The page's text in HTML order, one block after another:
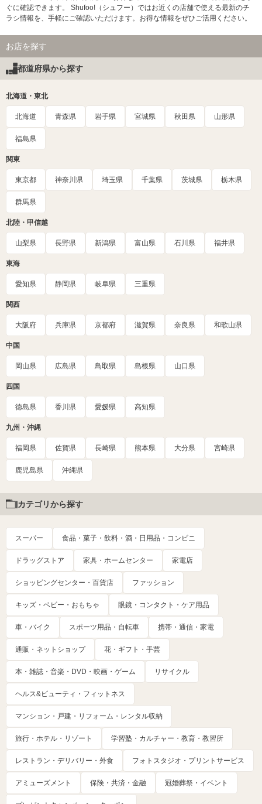
ぐに確認できます。 Shufoo!（シュフー）ではお近くの店舗で使える最新のチ
ラシ情報を、手軽にご確認いただけます。お得な情報をぜひご活用ください。
お店を探す
都道府県から探す
北海道・東北
北海道 青森県 岩手県 宮城県 秋田県 山形県
福島県
関東
東京都 神奈川県 埼玉県 千葉県 茨城県 栃木県
群馬県
北陸・甲信越
山梨県 長野県 新潟県 富山県 石川県 福井県
東海
愛知県 静岡県 岐阜県 三重県
関西
大阪府 兵庫県 京都府 滋賀県 奈良県 和歌山県
中国
岡山県 広島県 鳥取県 島根県 山口県
四国
徳島県 香川県 愛媛県 高知県
九州・沖縄
福岡県 佐賀県 長崎県 熊本県 大分県 宮崎県
鹿児島県 沖縄県
カテゴリから探す
スーパー 食品・菓子・飲料・酒・日用品・コンビニ
ドラッグストア 家具・ホームセンター 家電店
ショッピングセンター・百貨店 ファッション
キッズ・ベビー・おもちゃ 眼鏡・コンタクト・ケア用品
車・バイク スポーツ用品・自転車 携帯・通信・家電
通販・ネットショップ 花・ギフト・手芸
本・雑誌・音楽・DVD・映画・ゲーム リサイクル
ヘルス&ビューティ・フィットネス
マンション・戸建・リフォーム・レンタル収納
旅行・ホテル・リゾート 学習塾・カルチャー・教育・教習所
レストラン・デリバリー・外食 フォトスタジオ・プリントサービス
アミューズメント 保険・共済・金融 冠婚葬祭・イベント